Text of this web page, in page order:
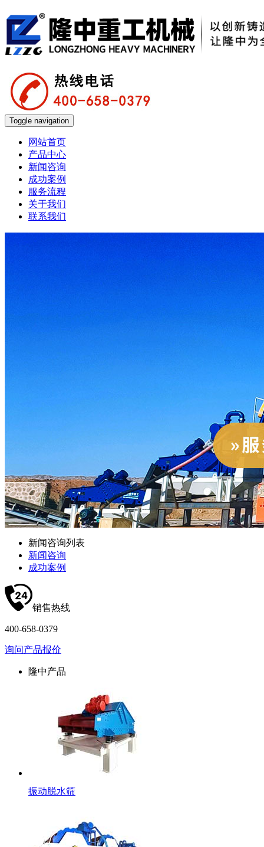
Toggle navigation
网站首页
产品中心
新闻咨询
成功案例
服务流程
关于我们
联系我们
新闻咨询列表
新闻咨询
成功案例
销售热线
400-658-0379
询问产品报价
隆中产品
振动脱水筛